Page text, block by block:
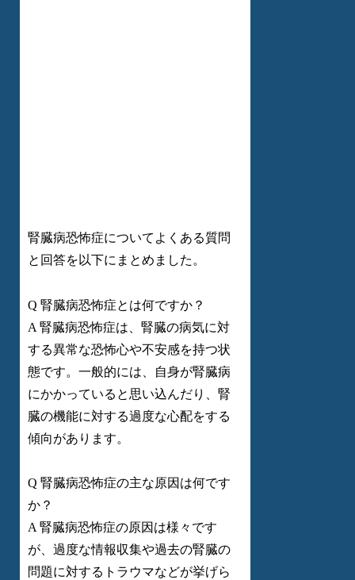
腎臓病恐怖症についてよくある質問
と回答を以下にまとめました。
Q 腎臓病恐怖症とは何ですか？
A 腎臓病恐怖症は、腎臓の病気に対
する異常な恐怖心や不安感を持つ状
態です。一般的には、自身が腎臓病
にかかっていると思い込んだり、腎
臓の機能に対する過度な心配をする
傾向があります。
Q 腎臓病恐怖症の主な原因は何です
か？
A 腎臓病恐怖症の原因は様々です
が、過度な情報収集や過去の腎臓の
問題に対するトラウマなどが挙げら